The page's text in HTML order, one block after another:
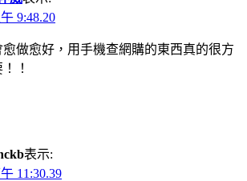
9:48.20
做愈好，用手機查網購的東西真的很方
！
表示:
11:30.39